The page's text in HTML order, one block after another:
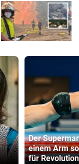
Der
einem Arm
für Revolution